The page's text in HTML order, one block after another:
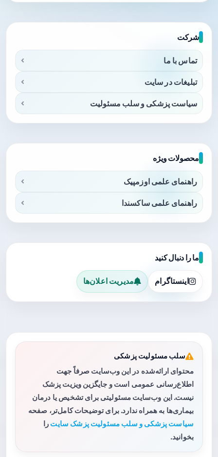
شرکت
تماس با ما
تبلیغات در سایت
سیاست پزشکی و سلب مسئولیت
محصولات ویژه
راهنمای علمی اوزمپیک
راهنمای علمی ساکسندا
ما را دنبال کنید
اینستاگرام مدیریت اعلان‌ها
سلب مسئولیت پزشکی
محتوای ارائه‌شده در این وب‌سایت صرفاً جهت
اطلاع‌رسانی عمومی است و جایگزین ویزیت پزشک
نیست. این وب‌سایت مسئولیتی برای تشخیص یا درمان
بیماری‌ها به همراه ندارد. برای توضیحات کامل‌تر، صفحه
سیاست پزشکی و سلب مسئولیت پزشک سایت را
بخوانید.